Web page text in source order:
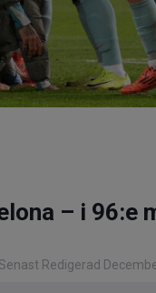
– i 96:e
Redigerad